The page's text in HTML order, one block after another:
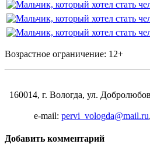
Возрастное ограничение: 12+
160014, г. Вологда, ул.
e-mail: pervi_vologda@mail.ru
Добавить комментарий